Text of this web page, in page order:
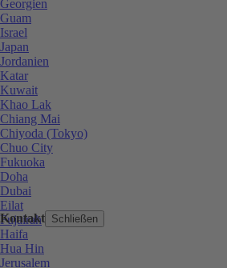
Kontakt Schließen
Georgien
Guam
Israel
Japan
Jordanien
Katar
Kuwait
Khao Lak
Chiang Mai
Chiyoda (Tokyo)
Chuo City
Fukuoka
Doha
Dubai
Eilat
Fujairah
Haifa
Hua Hin
Jerusalem